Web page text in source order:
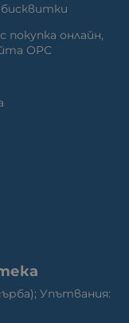
покупка онлайн,
ОРС
Упътвания: